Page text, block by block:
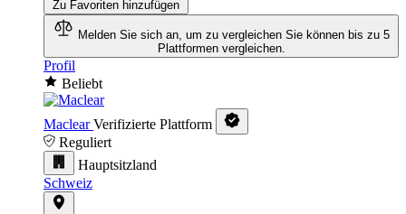
Zu Favoriten hinzufügen
Melden Sie sich an, um zu vergleichen Sie können bis zu 5
Plattformen vergleichen.
Profil
Beliebt
Maclear Verifizierte Plattform
Reguliert
Hauptsitzland
Schweiz